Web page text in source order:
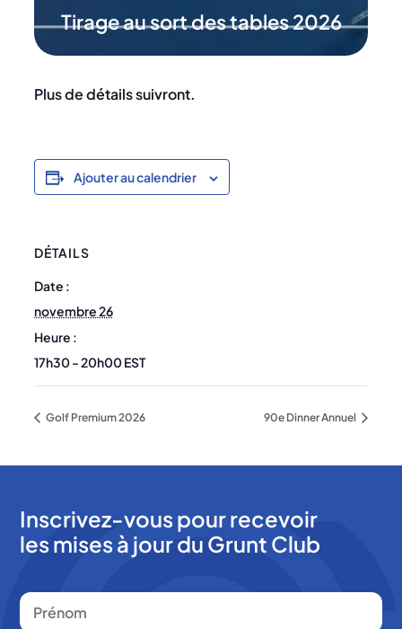
Tirage au sort des tables 2026
Plus de détails suivront.
Ajouter au calendrier
DÉTAILS
Date :
novembre 26
Heure :
17h30 - 20h00EST
Golf Premium 2026 90e Dinner Annuel
Inscrivez-vous pour recevoir
les mises à jour du Grunt Club